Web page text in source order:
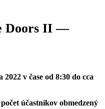
Doors II —
2022 v čase od 8:30 do cca
počet účastníkov obmedzený